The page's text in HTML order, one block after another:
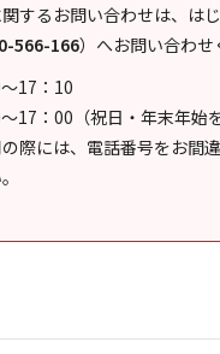
するお問い合わせは、は
566-166） へお問い合わせ
17：10
17：00（祝日・年末年始を
際には、電話番号をお間